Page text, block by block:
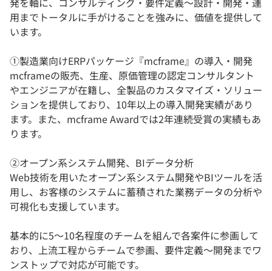
用までトータルに手がけることを強みに、価値を提供して
います。
①製造業向けERPパッケージ『mcframe』の導入・開発
mcframeの販売、生産、原価管理の認定コンサルタント
やエンジニアが在籍し、全製品のカスタマイズ・ソリュー
ションを提供しており、10年以上の導入開発実績があり
ます。また、mcframe Awardでは2年連続受賞の実績もあ
ります。
②オープン系システム開発、BIデータ分析
Web技術を用いたオープン系システム開発やBIツールを活
用し、お客様のシステムに蓄積された業務データの分析や
可視化も支援しています。
基本的に5～10名程度のチームを組んで各案件に参画して
おり、上流工程からチームで参画、要件定義〜開発までワ
ンストップで対応が可能です。